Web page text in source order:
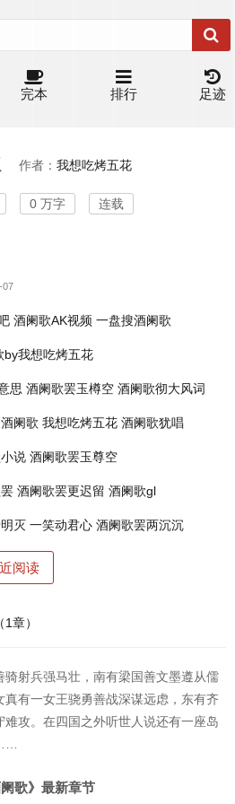
完本 排行 足迹
作者： 我想吃烤五花
0 万字 连载
07
酒阑歌AK视频 一盘搜酒阑歌
by我想吃烤五花
思 酒阑歌罢玉樽空 酒阑歌彻大风词
酒阑歌 我想吃烤五花 酒阑歌犹唱
说 酒阑歌罢玉尊空
酒阑歌罢更迟留 酒阑歌gl
灭 一笑动君心 酒阑歌罢两沉沉
阅读
（1章）
射兵强马壮，南有梁国善文墨遵从儒
有一女王骁勇善战深谋远虑，东有齐
攻。在四国之外听世人说还有一座岛
阑歌》最新章节